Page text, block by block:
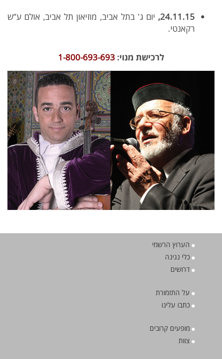
24.11.15, יום ג' בתל אביב, מוזיאון תל אביב, אולם ע”ש
רקאנטי.
לרכישת מנוי: 1-800-693-693
הערוץ הרשמי
כלי נגינה
דרושים
על התזמורת
כתבו עלינו
מופעים קרובים
צוות